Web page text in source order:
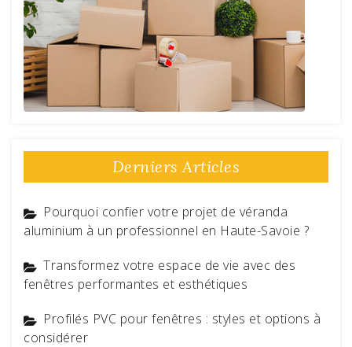
Derniers Articles
Pourquoi confier votre projet de véranda
aluminium à un professionnel en Haute-Savoie ?
Transformez votre espace de vie avec des
fenêtres performantes et esthétiques
Profilés PVC pour fenêtres : styles et options à
considérer